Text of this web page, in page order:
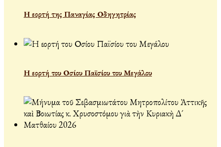
Η εορτή της Παναγίας Οδηγητρίας
Η εορτή του Οσίου Παϊσίου του Μεγάλου